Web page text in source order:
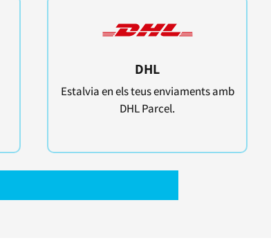
DHL
Estalvia en els teus enviaments amb
DHL Parcel.